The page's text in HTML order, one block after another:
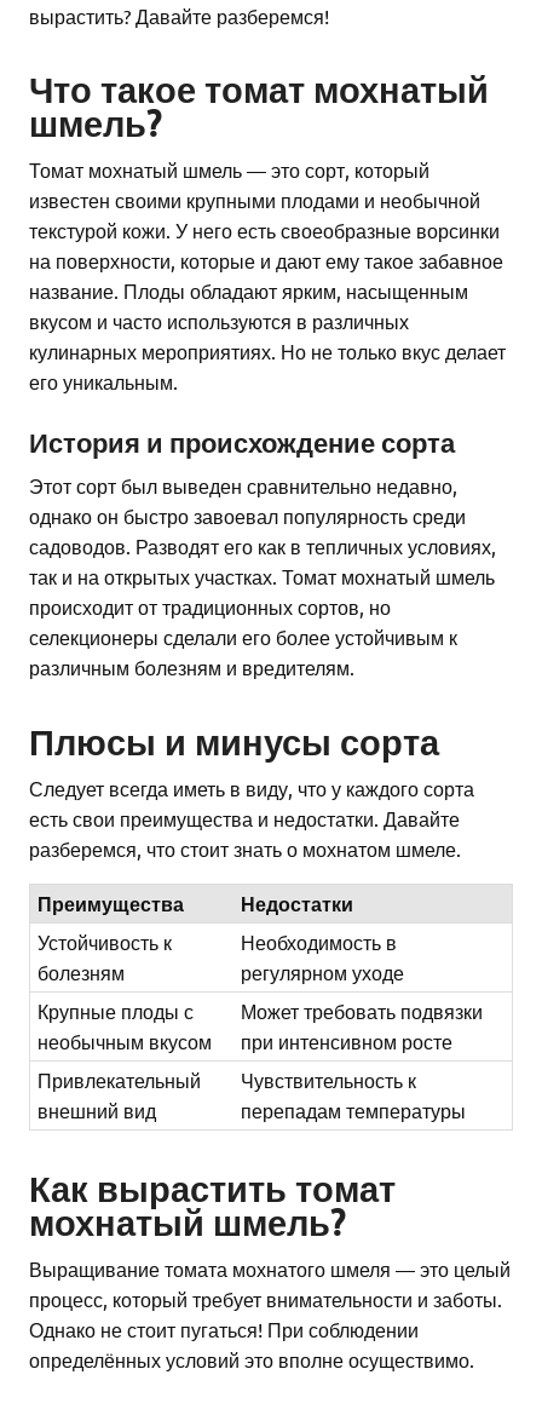
вырастить? Давайте разберемся!
Что такое томат мохнатый
шмель?
Томат мохнатый шмель — это сорт, который
известен своими крупными плодами и необычной
текстурой кожи. У него есть своеобразные ворсинки
на поверхности, которые и дают ему такое забавное
название. Плоды обладают ярким, насыщенным
вкусом и часто используются в различных
кулинарных мероприятиях. Но не только вкус делает
его уникальным.
История и происхождение сорта
Этот сорт был выведен сравнительно недавно,
однако он быстро завоевал популярность среди
садоводов. Разводят его как в тепличных условиях,
так и на открытых участках. Томат мохнатый шмель
происходит от традиционных сортов, но
селекционеры сделали его более устойчивым к
различным болезням и вредителям.
Плюсы и минусы сорта
Следует всегда иметь в виду, что у каждого сорта
есть свои преимущества и недостатки. Давайте
разберемся, что стоит знать о мохнатом шмеле.
Преимущества Недостатки
Устойчивость к
болезням
Необходимость в
регулярном уходе
Крупные плоды с
необычным вкусом
Может требовать подвязки
при интенсивном росте
Привлекательный
внешний вид
Чувствительность к
перепадам температуры
Как вырастить томат
мохнатый шмель?
Выращивание томата мохнатого шмеля — это целый
процесс, который требует внимательности и заботы.
Однако не стоит пугаться! При соблюдении
определённых условий это вполне осуществимо.